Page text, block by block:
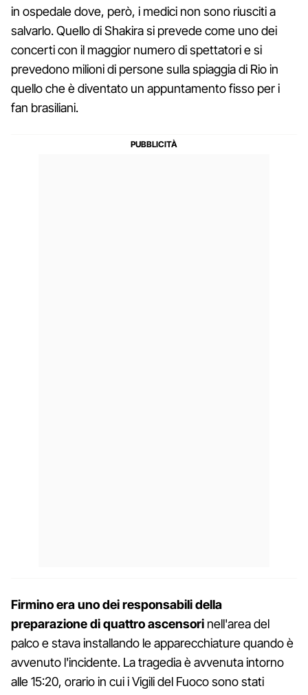
in ospedale dove, però, i medici non sono riusciti a
salvarlo. Quello di Shakira si prevede come uno dei
concerti con il maggior numero di spettatori e si
prevedono milioni di persone sulla spiaggia di Rio in
quello che è diventato un appuntamento fisso per i
fan brasiliani.
Firmino era uno dei responsabili della
preparazione di quattro ascensori nell'area del
palco e stava installando le apparecchiature quando è
avvenuto l'incidente. La tragedia è avvenuta intorno
alle 15:20, orario in cui i Vigili del Fuoco sono stati